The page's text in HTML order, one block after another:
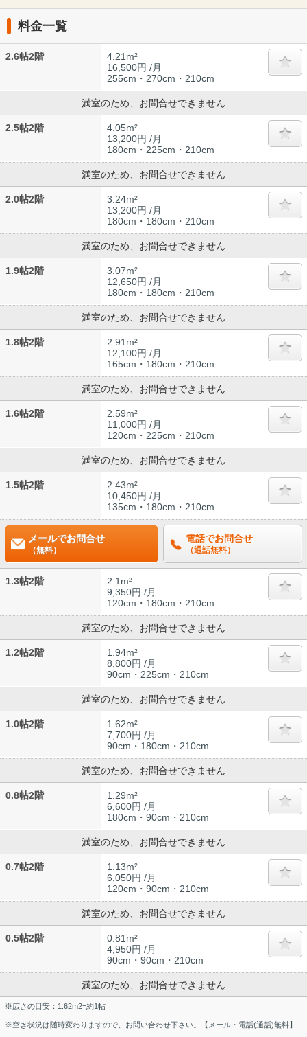
料金一覧
2.6帖2階
4.21m²
16,500円 /月
255cm・270cm・210cm
満室のため、お問合せできません
2.5帖2階
4.05m²
13,200円 /月
180cm・225cm・210cm
満室のため、お問合せできません
2.0帖2階
3.24m²
13,200円 /月
180cm・180cm・210cm
満室のため、お問合せできません
1.9帖2階
3.07m²
12,650円 /月
180cm・180cm・210cm
満室のため、お問合せできません
1.8帖2階
2.91m²
12,100円 /月
165cm・180cm・210cm
満室のため、お問合せできません
1.6帖2階
2.59m²
11,000円 /月
120cm・225cm・210cm
満室のため、お問合せできません
1.5帖2階
2.43m²
10,450円 /月
135cm・180cm・210cm
メールでお問合せ
（無料）
電話でお問合せ
（通話無料）
1.3帖2階
2.1m²
9,350円 /月
120cm・180cm・210cm
満室のため、お問合せできません
1.2帖2階
1.94m²
8,800円 /月
90cm・225cm・210cm
満室のため、お問合せできません
1.0帖2階
1.62m²
7,700円 /月
90cm・180cm・210cm
満室のため、お問合せできません
0.8帖2階
1.29m²
6,600円 /月
180cm・90cm・210cm
満室のため、お問合せできません
0.7帖2階
1.13m²
6,050円 /月
120cm・90cm・210cm
満室のため、お問合せできません
0.5帖2階
0.81m²
4,950円 /月
90cm・90cm・210cm
満室のため、お問合せできません
※広さの目安：1.62m2=約1帖
※空き状況は随時変わりますので、お問い合わせ下さい。【メール・電話(通話)無料】